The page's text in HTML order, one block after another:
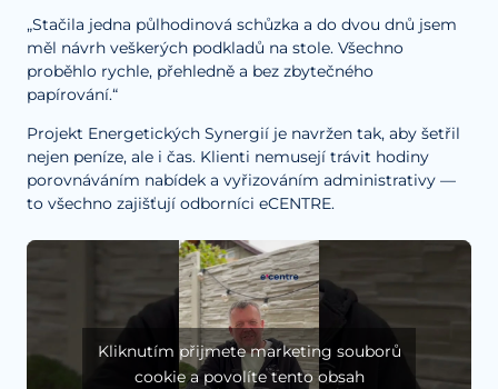
„Stačila jedna půlhodinová schůzka a do dvou dnů jsem
měl návrh veškerých podkladů na stole. Všechno
proběhlo rychle, přehledně a bez zbytečného
papírování.“
Projekt Energetických Synergií je navržen tak, aby šetřil
nejen peníze, ale i čas. Klienti nemusejí trávit hodiny
porovnáváním nabídek a vyřizováním administrativy —
to všechno zajišťují odborníci eCENTRE.
Kliknutím přijmete marketing souborů
cookie a povolíte tento obsah